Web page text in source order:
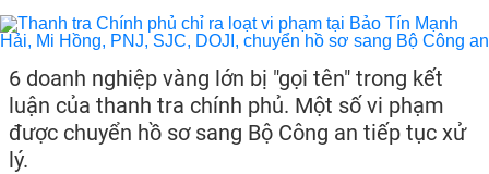
6 doanh nghiệp vàng lớn bị "gọi tên" trong kết
luận của thanh tra chính phủ. Một số vi phạm
được chuyển hồ sơ sang Bộ Công an tiếp tục xử
lý.